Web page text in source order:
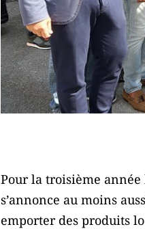
Pour la troisième
s’annonce au moins
emporter des produits